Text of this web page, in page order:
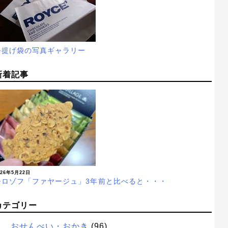
げ袋の写真ギャラリー
着記事
年5月22日
ゾフ「ファヤージュ」3年前と比べると・・・
テゴリー